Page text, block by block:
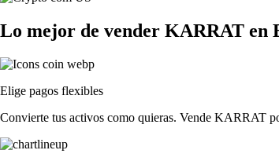
Lo mejor de vender KARRAT en
Elige pagos flexibles
Convierte tus activos como quieras. Vende KARRAT